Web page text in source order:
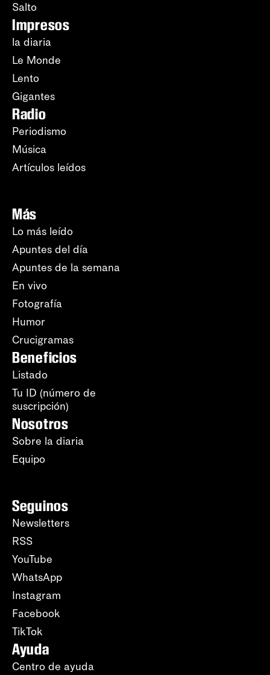
Salto
Impresos
la diaria
Le Monde
Lento
Gigantes
Radio
Periodismo
Música
Artículos leídos
Más
Lo más leído
Apuntes del día
Apuntes de la semana
En vivo
Fotografía
Humor
Crucigramas
Beneficios
Listado
Tu ID (número de
suscripción)
Nosotros
Sobre la diaria
Equipo
Seguinos
Newsletters
RSS
YouTube
WhatsApp
Instagram
Facebook
TikTok
Ayuda
Centro de ayuda